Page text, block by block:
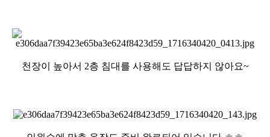
천장이 높아서 2층 침대를 사용해도 답답하지 않아요~